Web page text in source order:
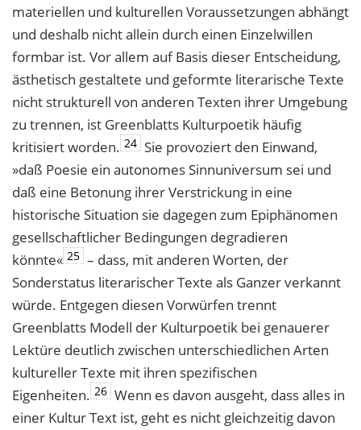
materiellen und kulturellen Voraussetzungen abhängt
und deshalb nicht allein durch einen Einzelwillen
formbar ist. Vor allem auf Basis dieser Entscheidung,
ästhetisch gestaltete und geformte literarische Texte
nicht strukturell von anderen Texten ihrer Umgebung
zu trennen, ist Greenblatts Kulturpoetik häufig
kritisiert worden. 24 Sie provoziert den Einwand,
»daß Poesie ein autonomes Sinnuniversum sei und
daß eine Betonung ihrer Verstrickung in eine
historische Situation sie dagegen zum Epiphänomen
gesellschaftlicher Bedingungen degradieren
könnte« 25 – dass, mit anderen Worten, der
Sonderstatus literarischer Texte als Ganzer verkannt
würde. Entgegen diesen Vorwürfen trennt
Greenblatts Modell der Kulturpoetik bei genauerer
Lektüre deutlich zwischen unterschiedlichen Arten
kultureller Texte mit ihren spezifischen
Eigenheiten. 26 Wenn es davon ausgeht, dass alles in
einer Kultur Text ist, geht es nicht gleichzeitig davon